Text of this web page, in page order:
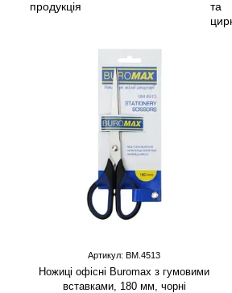
Артикул: BM.4513
Ножицi офісні Buromax з гумовими
вставками, 180 мм, чорні